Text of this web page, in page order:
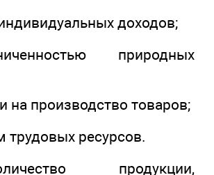
доходов;
природных
на производство товаров;
трудовых ресурсов.
продукции,